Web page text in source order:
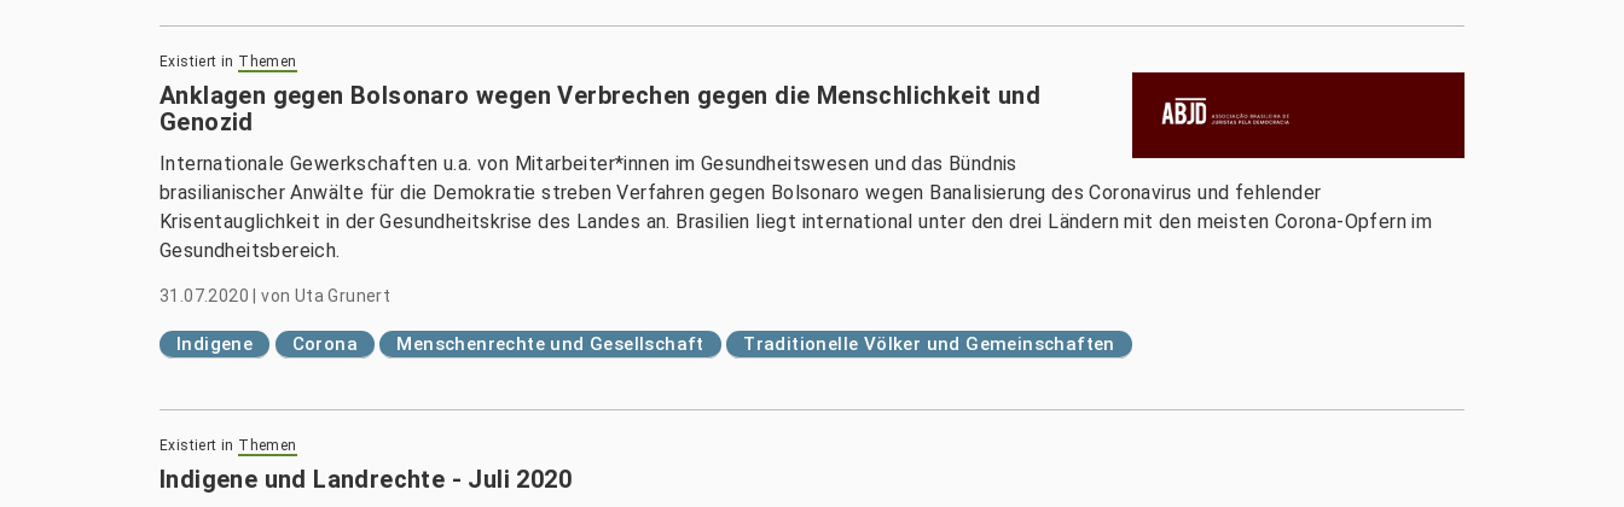
Existiert in Themen
Anklagen gegen Bolsonaro wegen Verbrechen gegen die Menschlichkeit und
Genozid
Internationale Gewerkschaften u.a. von Mitarbeiter*innen im Gesundheitswesen und das Bündnis
brasilianischer Anwälte für die Demokratie streben Verfahren gegen Bolsonaro wegen Banalisierung des Coronavirus und fehlender
Krisentauglichkeit in der Gesundheitskrise des Landes an. Brasilien liegt international unter den drei Ländern mit den meisten Corona-Opfern im
Gesundheitsbereich.
31.07.2020 |von Uta Grunert
Indigene Corona Menschenrechte und Gesellschaft Traditionelle Völker und Gemeinschaften
Existiert in Themen
Indigene und Landrechte - Juli 2020